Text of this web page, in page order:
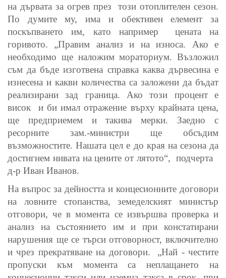
на дървата за огрев през
този отоплителен сезон.
По думите му, има и обективен елемент за
поскъпването им, като например
цената на
горивото. „Правим анализ и на износа. Ако е
необходимо ще наложим мораториум. Възложил
съм да бъде изготвена справка каква дървесина е
изнесена и какви количества са заложени да бъдат
реализирани зад граница. Ако този процент е
висок
и би имал отражение върху крайната цена,
ще предприемем и такива мерки. Заедно с
ресорните зам.-министри ще обсъдим
възможностите. Нашата цел е до края на сезона да
достигнем нивата на цените от лятото“, подчерта
д-р Иван Иванов.
На въпрос за дейността и концесионните договори
на ловните стопанства, земеделският министър
отговори, че в момента се извършва проверка и
анализ на състоянието им и при констатирани
нарушения ще се търси отговорност, включително
и чрез прекратяване на договори.
„Най - честите
пропуски към момента са неплащането на